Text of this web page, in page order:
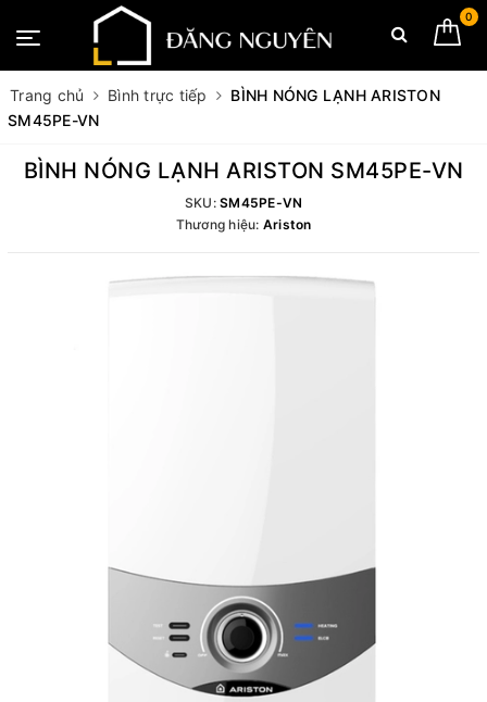
0
Trang chủ Bình trực tiếp
BÌNH NÓNG LẠNH ARISTON
SM45PE-VN
BÌNH NÓNG LẠNH ARISTON SM45PE-VN
SKU: SM45PE-VN
Thương hiệu: Ariston